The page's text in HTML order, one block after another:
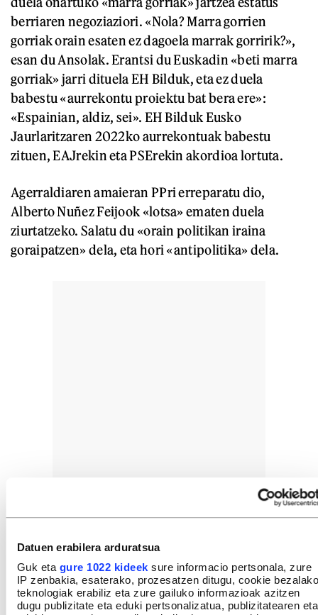
Datuen erabilera arduratsua
Guk eta gure 1022 kideek sure informacio pertsonala, zure
IP zenbakia, esaterako, prozesatzen ditugu, cookie bezalako
teknologiak erabiliz eta zure gailuko informazioak azitzen
dugu publizitate eta eduki pertsonalizatua, publizitatearen eta
berriaren negoziaziori. «Nola? Marra gorrien
gorriak orain esaten ez dagoela marrak gorririk?»,
esan du Ansolak. Erantsi du Euskadin «beti marra
gorriak» jarri dituela EH Bilduk, eta ez duela
babestu «aurrekontu proiektu bat bera ere»:
«Espainian, aldiz, sei». EH Bilduk Eusko
Jaurlaritzaren 2022ko aurrekontuak babestu
zituen, EAJrekin eta PSErekin akordioa lortuta.
Agerraldiaren amaieran PPri erreparatu dio,
Alberto Nuñez Feijook «lotsa» ematen duela
ziurtatzeko. Salatu du «orain politikan iraina
goraipatzen» dela, eta hori «antipolitika» dela.